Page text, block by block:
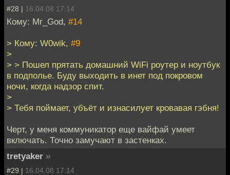
#28 | 16.04.08 17:14
Кому: Mr_God, #14
> Кому: W0wik, #9
>
> > Пошел прятать домашний WiFi роутер и ноутбук
в подполье. Буду выходить в инет под покровом
ночи, когда надзор спит.
>
> Тебя поймает, убъёт и изнасилует кровавая гэбня!
Черт, у меня коммуникатор еще вайфай умеет
включать. Точно замучают в застенках.
tretyaker »
#29 | 16.04.08 17:14